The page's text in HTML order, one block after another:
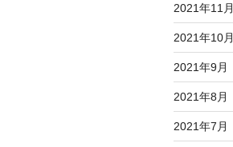
2021年11月
2021年10月
2021年9月
2021年8月
2021年7月